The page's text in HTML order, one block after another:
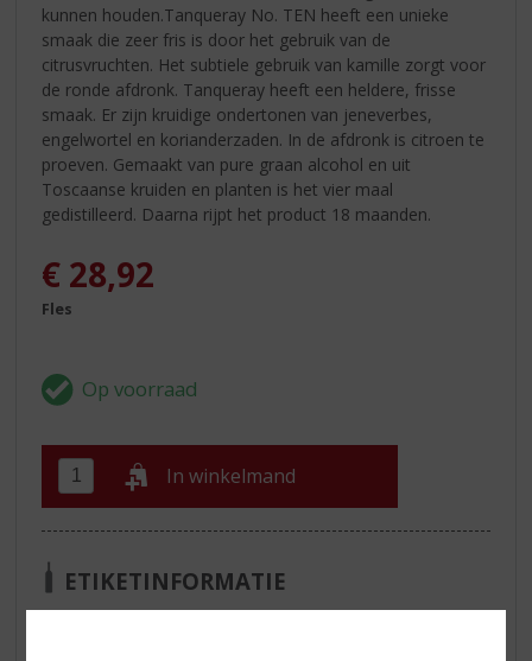
kunnen houden.Tanqueray No. TEN heeft een unieke
smaak die zeer fris is door het gebruik van de
citrusvruchten. Het subtiele gebruik van kamille zorgt voor
de ronde afdronk. Tanqueray heeft een heldere, frisse
smaak. Er zijn kruidige ondertonen van jeneverbes,
engelwortel en korianderzaden. In de afdronk is citroen te
proeven. Gemaakt van pure graan alcohol en uit
Toscaanse kruiden en planten is het vier maal
gedistilleerd. Daarna rijpt het product 18 maanden.
€ 28,92
Fles
In winkelmand
ETIKETINFORMATIE